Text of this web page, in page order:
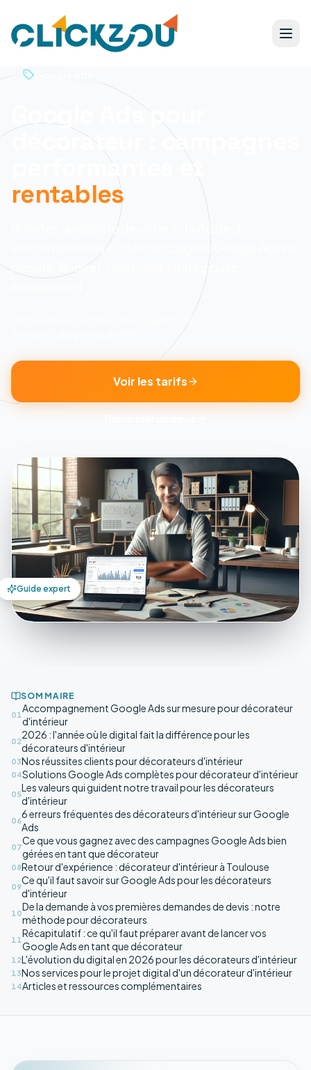
Google Ads pour
décorateur : campagnes
performantes et
rentables
Boostez la visibilité de votre activité de dj
événementiel avec des campagnes Google Ads sur
mesure. Budget, mots-clés stratégiques,
16 juin 2025
Voir les tarifs
Guide expert
SOMMAIRE
01
Accompagnement Google Ads sur mesure pour décorateur
d'intérieur
02
2026 : l'année où le digital fait la différence pour les
décorateurs d'intérieur
03Nos réussites clients pour décorateurs d'intérieur
04Solutions Google Ads complètes pour décorateur d'intérieur
05
Les valeurs qui guident notre travail pour les décorateurs
d'intérieur
06
6 erreurs fréquentes des décorateurs d'intérieur sur Google
Ads
07
Ce que vous gagnez avec des campagnes Google Ads bien
gérées en tant que décorateur
08Retour d'expérience : décorateur d'intérieur à Toulouse
09
Ce qu'il faut savoir sur Google Ads pour les décorateurs
d'intérieur
10
De la demande à vos premières demandes de devis : notre
méthode pour décorateurs
11
Récapitulatif : ce qu'il faut préparer avant de lancer vos
Google Ads en tant que décorateur
12L'évolution du digital en 2026 pour les décorateurs d'intérieur
13Nos services pour le projet digital d'un décorateur d'intérieur
14Articles et ressources complémentaires